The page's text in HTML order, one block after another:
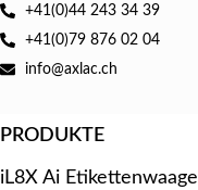
+41(0)44 243 34 39
+41(0)79 876 02 04
info@axlac.ch
PRODUKTE
iL8X Ai Etikettenwaage